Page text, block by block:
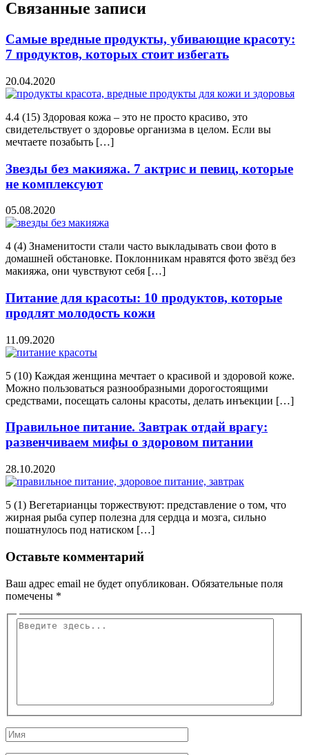
Связанные записи
Самые вредные продукты, убивающие красоту:
7 продуктов, которых стоит избегать
20.04.2020
4.4 (15) Здоровая кожа – это не просто красиво, это
свидетельствует о здоровье организма в целом. Если вы
мечтаете позабыть […]
Звезды без макияжа. 7 актрис и певиц, которые
не комплексуют
05.08.2020
4 (4) Знаменитости стали часто выкладывать свои фото в
домашней обстановке. Поклонникам нравятся фото звёзд без
макияжа, они чувствуют себя […]
Питание для красоты: 10 продуктов, которые
продлят молодость кожи
11.09.2020
5 (10) Каждая женщина мечтает о красивой и здоровой коже.
Можно пользоваться разнообразными дорогостоящими
средствами, посещать салоны красоты, делать инъекции […]
Правильное питание. Завтрак отдай врагу:
развенчиваем мифы о здоровом питании
28.10.2020
5 (1) Вегетарианцы торжествуют: представление о том, что
жирная рыба супер полезна для сердца и мозга, сильно
пошатнулось под натиском […]
Оставьте комментарий
Ваш адрес email не будет опубликован. Обязательные поля
помечены *
Введите
Имя